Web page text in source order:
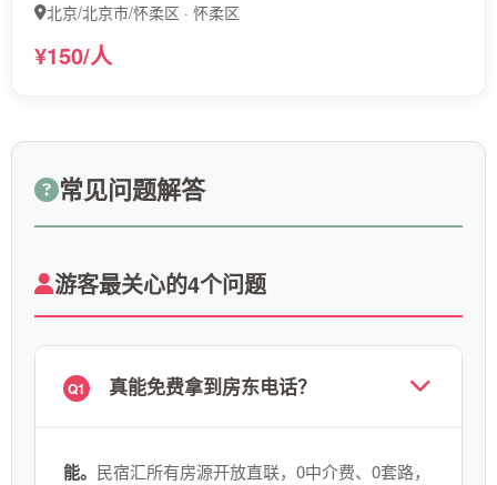
北京/北京市/怀柔区 · 怀柔区
¥150/人
常见问题解答
游客最关心的4个问题
Q1 真能免费拿到房东电话？
能。 民宿汇所有房源开放直联，0中介费、0套路，